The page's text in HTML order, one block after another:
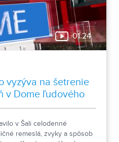
01:24
vyzýva na šetrenie
v Dome ľudového
v Šali celodenné
remeslá, zvyky a spôsob